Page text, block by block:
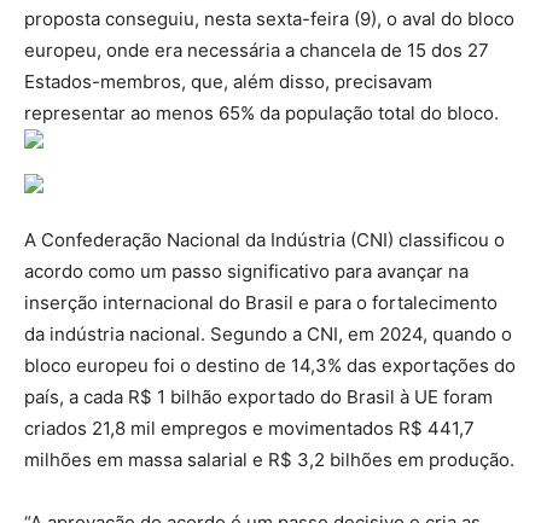
proposta conseguiu, nesta sexta-feira (9), o aval do bloco
europeu, onde era necessária a chancela de 15 dos 27
Estados-membros, que, além disso, precisavam
representar ao menos 65% da população total do bloco.
A Confederação Nacional da Indústria (CNI) classificou o
acordo como um passo significativo para avançar na
inserção internacional do Brasil e para o fortalecimento
da indústria nacional. Segundo a CNI, em 2024, quando o
bloco europeu foi o destino de 14,3% das exportações do
país, a cada R$ 1 bilhão exportado do Brasil à UE foram
criados 21,8 mil empregos e movimentados R$ 441,7
milhões em massa salarial e R$ 3,2 bilhões em produção.